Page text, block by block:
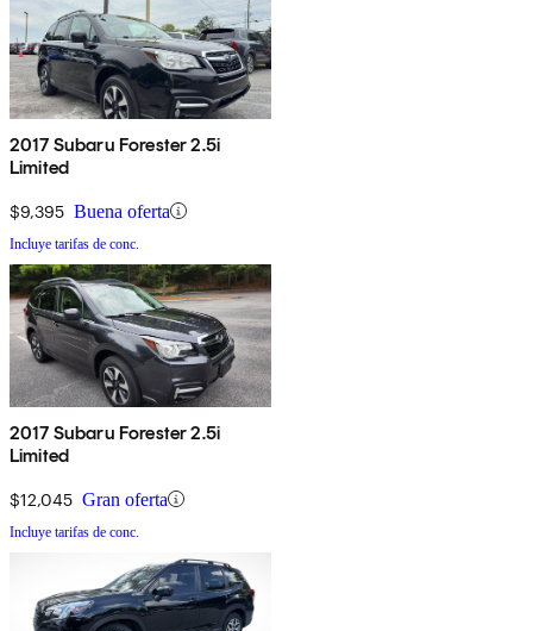
2017 Subaru Forester 2.5i
Limited
$9,395 Buena oferta
Incluye tarifas de conc.
2017 Subaru Forester 2.5i
Limited
$12,045 Gran oferta
Incluye tarifas de conc.